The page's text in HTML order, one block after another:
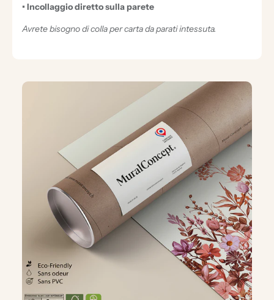
• Incollaggio diretto sulla parete
Avrete bisogno di colla per carta da parati intessuta.